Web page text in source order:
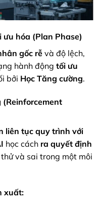
hóa (Plan Phase)
gốc rễvà độ lệch,
hành động tối ưu
bởi Học Tăng cường.
(Reinforcement
liên tục quy trình với
học cách ra quyết định
và sai trong một môi
xuất: